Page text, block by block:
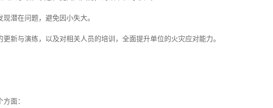
潜在问题，避免因小失大。
新与演练，以及对相关人员的培训，全面提升单位的火灾应对能力。
面：